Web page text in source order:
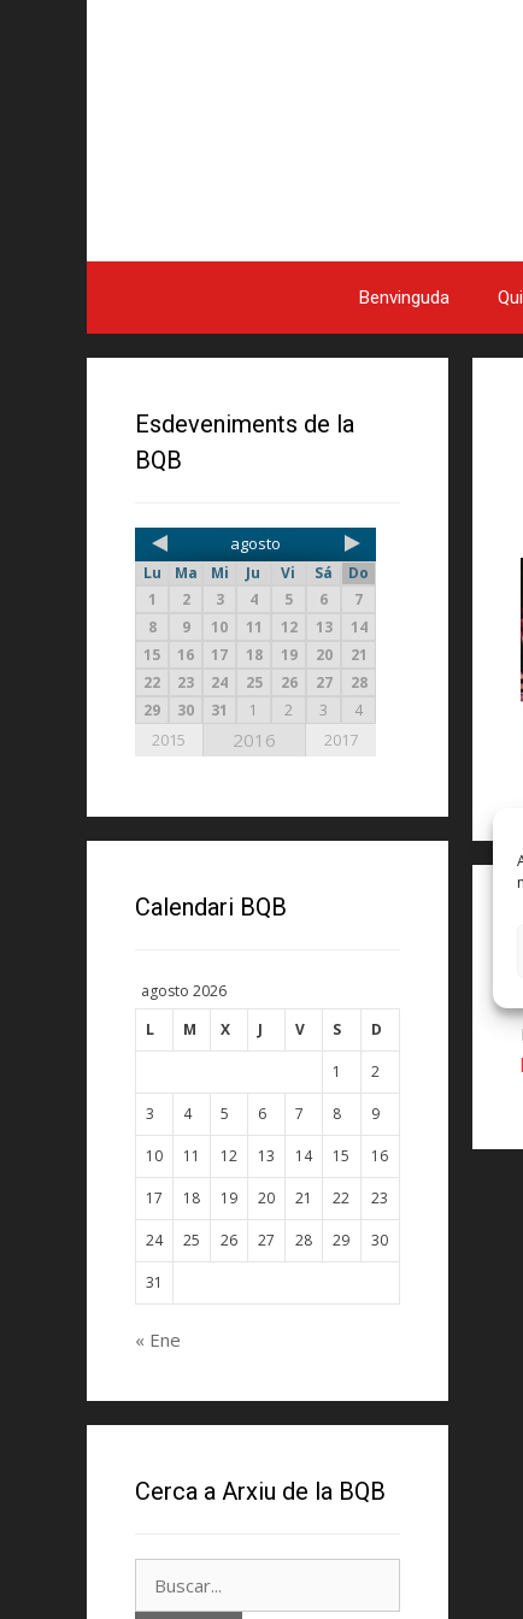
Benvinguda
Esdeveniments de la
BQB
agosto
Lu Ma Mi Ju Vi Sá
Do
1
2 3 4 5 6
7
8
9 10 11 12 13
14
15
16 17 18 19 20
21
22
23 24 25 26 27
28
29
30 31 1 2 3 4
2015 2016 2017
Calendari BQB
agosto 2026
L
M X J V S D
1 2
3 4 5 6 7 8 9
10 11 12 13 14 15 16
17 18 19 20 21 22 23
24 25 26 27 28 29 30
31
« Ene
Cerca a Arxiu de la BQB